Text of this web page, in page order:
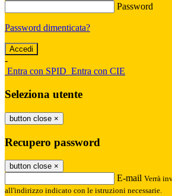
Password
Password dimenticata?
-
Entra con SPID Entra con CIE
Seleziona utente
button close ×
Recupero password
button close ×
E-mail Verrà
all'indirizzo indicato con le istruzioni necessarie.